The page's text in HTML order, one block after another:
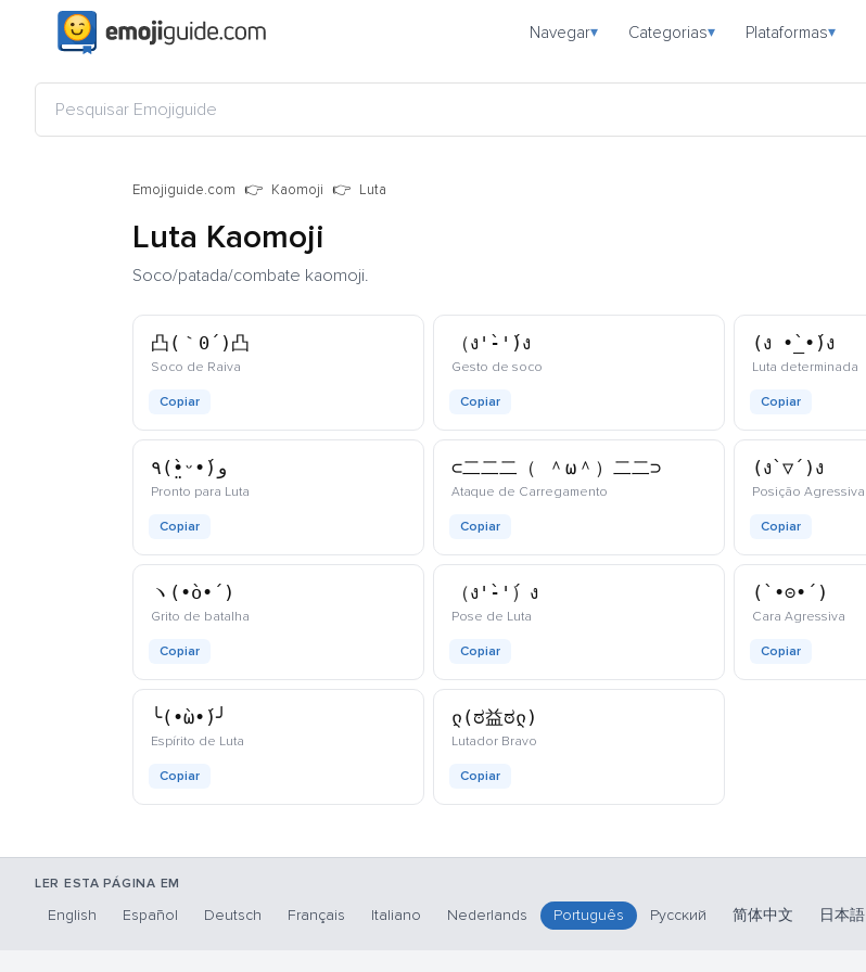
Navegar▾ Categorias▾ Plataformas▾
Emojiguide.com Kaomoji Luta
Luta Kaomoji
Soco/patada/combate kaomoji.
凸(｀0´)凸
Soco de Raiva
Copiar
（ง'̀-'́)ง
Gesto de soco
Copiar
(ง •̀_•́)ง
Luta determinada
Copiar
٩(•̤̀ᵕ•́)و
Pronto para Luta
Copiar
⊂二二二（ ＾ω＾）二二⊃
Ataque de Carregamento
Copiar
(ง`▽´)ง
Posição Agressiva
Copiar
ヽ(•̀o•́ )ゝ
Grito de batalha
Copiar
（ง'̀-'́）ง
Pose de Luta
Copiar
(`•⊝•´)
Cara Agressiva
Copiar
╰(•̀ω•́)╯
Espírito de Luta
Copiar
ლ(ಠ益ಠლ)
Lutador Bravo
Copiar
LER ESTA PÁGINA EM
English Español Deutsch Français Italiano Nederlands Português Русский 简体中文 日本語